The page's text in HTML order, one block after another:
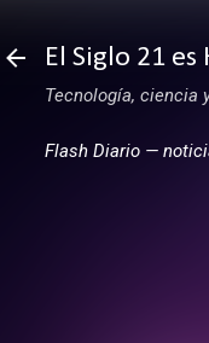
El Siglo 21 es
Tecnología, ciencia
Flash Diario —